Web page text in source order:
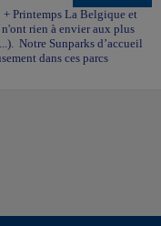
Printemps La Belgique et
rien à envier aux plus
Notre Sunparks d’accueil
dans ces parcs